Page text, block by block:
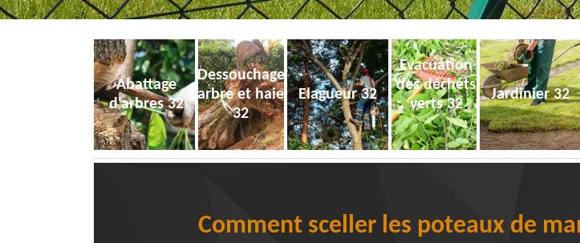
Abattage
d'arbres 32
Dessouchage
arbre et haie
32
Elagueur 32
Evacuation
des déchets
verts 32
Jardinier 32
Comment sceller les poteaux de